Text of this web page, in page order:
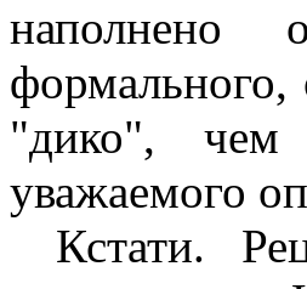
наполнено
формального,
"дико", чем
уважаемого
Кстати.